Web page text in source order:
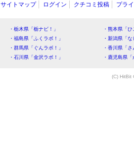
サイトマップ ログイン クチコミ投稿 プラ
・栃木県「栃ナビ！」
・熊本県「
・福島県「ふくラボ！」
・新潟県「
・群馬県「ぐんラボ！」
・香川県「
・石川県「金沢ラボ！」
・鹿児島県
(C) HitBit